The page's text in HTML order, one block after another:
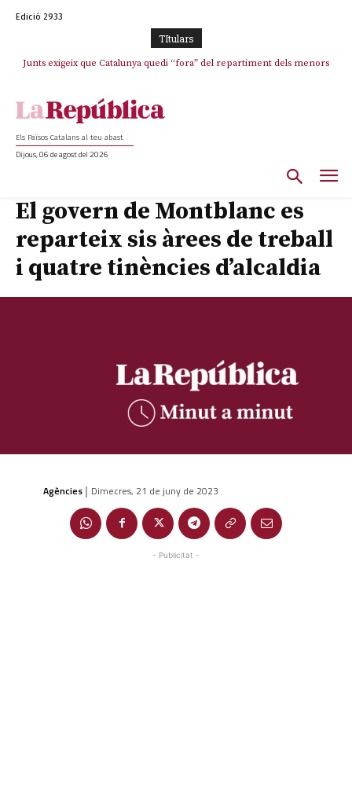
Edició 2933
TItulars
Junts exigeix que Catalunya quedi “fora” del repartiment dels menors
Junqueras demana a l’Estat que assumeixi “responsabilitats” pel “drama
Els Països Catalans al teu abast
Dijous, 06 de agost del 2026
El govern de Montblanc es
reparteix sis àrees de treball
i quatre tinències d’alcaldia
Agències | Dimecres, 21 de juny de 2023
- Publicitat -